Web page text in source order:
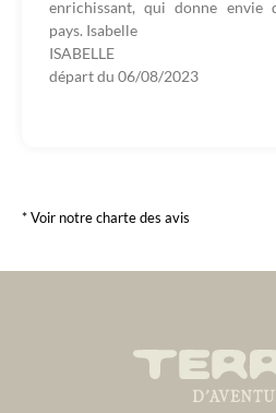
enrichissant, qui donne envie
pays. Isabelle
ISABELLE
départ du 06/08/2023
* Voir notre charte des avis